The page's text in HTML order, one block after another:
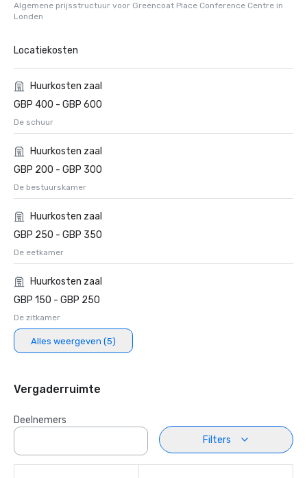
Algemene prijsstructuur voor Greencoat Place Conference Centre in
Londen
Locatiekosten
Huurkosten zaal
GBP 400 - GBP 600
De schuur
Huurkosten zaal
GBP 200 - GBP 300
De bestuurskamer
Huurkosten zaal
GBP 250 - GBP 350
De eetkamer
Huurkosten zaal
GBP 150 - GBP 250
De zitkamer
Alles weergeven (5)
Vergaderruimte
Deelnemers
Filters